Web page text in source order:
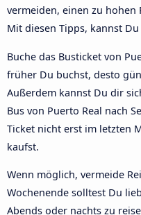
vermeiden, einen zu hohen
Mit diesen Tipps, kannst
Buche das Busticket von
früher Du buchst, desto
Außerdem kannst Du dir
Bus von Puerto Real nach
Ticket nicht erst im letzten
kaufst.
Wenn möglich, vermeide
Wochenende solltest Du
Abends oder nachts zu